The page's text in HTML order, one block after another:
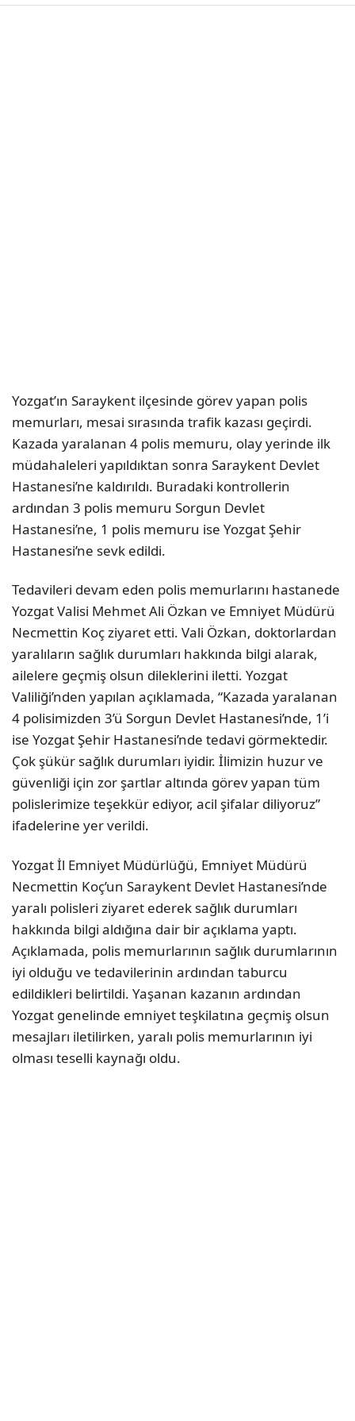
Yozgat’ın Saraykent ilçesinde görev yapan polis
memurları, mesai sırasında trafik kazası geçirdi.
Kazada yaralanan 4 polis memuru, olay yerinde ilk
müdahaleleri yapıldıktan sonra Saraykent Devlet
Hastanesi’ne kaldırıldı. Buradaki kontrollerin
ardından 3 polis memuru Sorgun Devlet
Hastanesi’ne, 1 polis memuru ise Yozgat Şehir
Hastanesi’ne sevk edildi.
Tedavileri devam eden polis memurlarını hastanede
Yozgat Valisi Mehmet Ali Özkan ve Emniyet Müdürü
Necmettin Koç ziyaret etti. Vali Özkan, doktorlardan
yaralıların sağlık durumları hakkında bilgi alarak,
ailelere geçmiş olsun dileklerini iletti. Yozgat
Valiliği’nden yapılan açıklamada, “Kazada yaralanan
4 polisimizden 3’ü Sorgun Devlet Hastanesi’nde, 1’i
ise Yozgat Şehir Hastanesi’nde tedavi görmektedir.
Çok şükür sağlık durumları iyidir. İlimizin huzur ve
güvenliği için zor şartlar altında görev yapan tüm
polislerimize teşekkür ediyor, acil şifalar diliyoruz”
ifadelerine yer verildi.
Yozgat İl Emniyet Müdürlüğü, Emniyet Müdürü
Necmettin Koç’un Saraykent Devlet Hastanesi’nde
yaralı polisleri ziyaret ederek sağlık durumları
hakkında bilgi aldığına dair bir açıklama yaptı.
Açıklamada, polis memurlarının sağlık durumlarının
iyi olduğu ve tedavilerinin ardından taburcu
edildikleri belirtildi. Yaşanan kazanın ardından
Yozgat genelinde emniyet teşkilatına geçmiş olsun
mesajları iletilirken, yaralı polis memurlarının iyi
olması teselli kaynağı oldu.